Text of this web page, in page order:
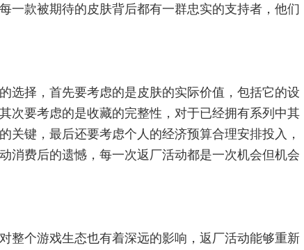
一款被期待的皮肤背后都有一群忠实的支持者，他们
选择，首先要考虑的是皮肤的实际价值，包括它的设
次要考虑的是收藏的完整性，对于已经拥有系列中其
关键，最后还要考虑个人的经济预算合理安排投入，
消费后的遗憾，每一次返厂活动都是一次机会但机会
整个游戏生态也有着深远的影响，返厂活动能够重新